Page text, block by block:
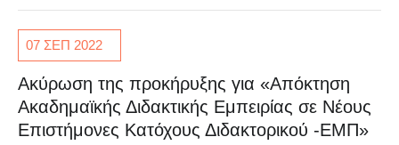
07 ΣΕΠ 2022
Ακύρωση της προκήρυξης για «Απόκτηση
Ακαδημαϊκής Διδακτικής Εμπειρίας σε Νέους
Επιστήμονες Κατόχους Διδακτορικού -ΕΜΠ»